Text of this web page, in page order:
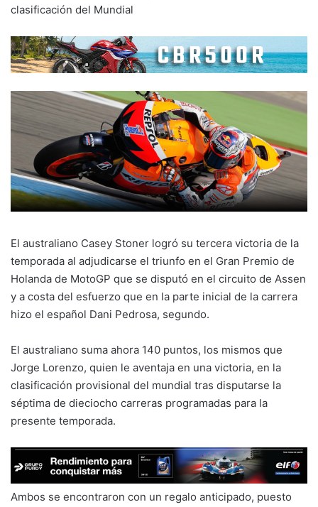
clasificación del Mundial
El australiano Casey Stoner logró su tercera victoria de la
temporada al adjudicarse el triunfo en el Gran Premio de
Holanda de MotoGP que se disputó en el circuito de Assen
y a costa del esfuerzo que en la parte inicial de la carrera
hizo el español Dani Pedrosa, segundo.
El australiano suma ahora 140 puntos, los mismos que
Jorge Lorenzo, quien le aventaja en una victoria, en la
clasificación provisional del mundial tras disputarse la
séptima de dieciocho carreras programadas para la
presente temporada.
Ambos se encontraron con un regalo anticipado, puesto